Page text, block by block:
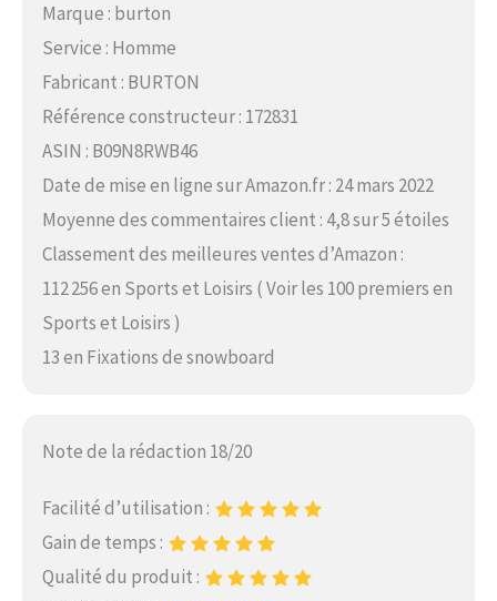
Marque : burton
Service : Homme
Fabricant : BURTON
Référence constructeur : 172831
ASIN : B09N8RWB46
Date de mise en ligne sur Amazon.fr : 24 mars 2022
Moyenne des commentaires client : 4,8 sur 5 étoiles
Classement des meilleures ventes d’Amazon :
112 256 en Sports et Loisirs ( Voir les 100 premiers en
Sports et Loisirs )
13 en Fixations de snowboard
Note de la rédaction 18/20
Facilité d’utilisation :
Gain de temps :
Qualité du produit :